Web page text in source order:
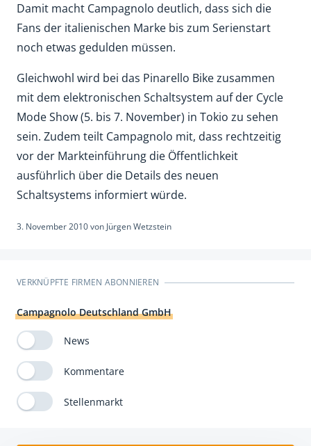
Damit macht Campagnolo deutlich, dass sich die
Fans der italienischen Marke bis zum Serienstart
noch etwas gedulden müssen.
Gleichwohl wird bei das Pinarello Bike zusammen
mit dem elektronischen Schaltsystem auf der Cycle
Mode Show (5. bis 7. November) in Tokio zu sehen
sein. Zudem teilt Campagnolo mit, dass rechtzeitig
vor der Markteinführung die Öffentlichkeit
ausführlich über die Details des neuen
Schaltsystems informiert würde.
3. November 2010von Jürgen Wetzstein
VERKNÜPFTE FIRMEN ABONNIEREN
Campagnolo Deutschland GmbH
News
Kommentare
Stellenmarkt